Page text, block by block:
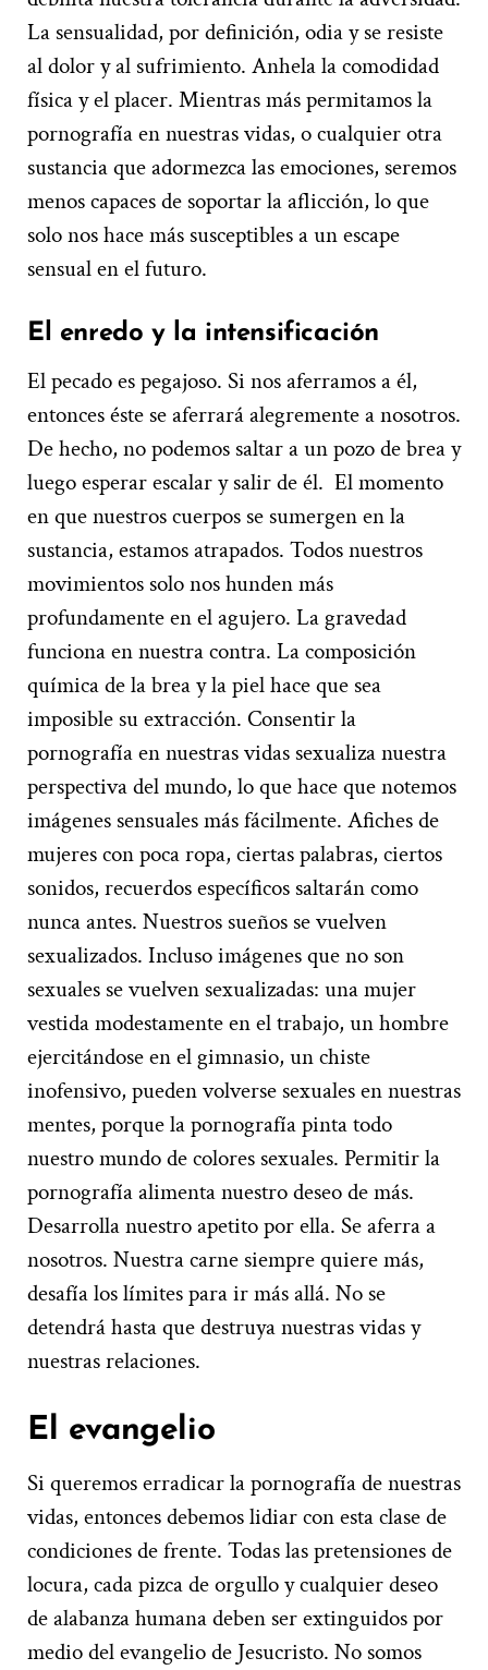
La sensualidad, por definición, odia y se resiste
al dolor y al sufrimiento. Anhela la comodidad
física y el placer. Mientras más permitamos la
pornografía en nuestras vidas, o cualquier otra
sustancia que adormezca las emociones, seremos
menos capaces de soportar la aflicción, lo que
solo nos hace más susceptibles a un escape
sensual en el futuro.
El enredo y la intensificación
El pecado es pegajoso. Si nos aferramos a él,
entonces éste se aferrará alegremente a nosotros.
De hecho, no podemos saltar a un pozo de brea y
luego esperar escalar y salir de él. El momento
en que nuestros cuerpos se sumergen en la
sustancia, estamos atrapados. Todos nuestros
movimientos solo nos hunden más
profundamente en el agujero. La gravedad
funciona en nuestra contra. La composición
química de la brea y la piel hace que sea
imposible su extracción. Consentir la
pornografía en nuestras vidas sexualiza nuestra
perspectiva del mundo, lo que hace que notemos
imágenes sensuales más fácilmente. Afiches de
mujeres con poca ropa, ciertas palabras, ciertos
sonidos, recuerdos específicos saltarán como
nunca antes. Nuestros sueños se vuelven
sexualizados. Incluso imágenes que no son
sexuales se vuelven sexualizadas: una mujer
vestida modestamente en el trabajo, un hombre
ejercitándose en el gimnasio, un chiste
inofensivo, pueden volverse sexuales en nuestras
mentes, porque la pornografía pinta todo
nuestro mundo de colores sexuales. Permitir la
pornografía alimenta nuestro deseo de más.
Desarrolla nuestro apetito por ella. Se aferra a
nosotros. Nuestra carne siempre quiere más,
desafía los límites para ir más allá. No se
detendrá hasta que destruya nuestras vidas y
nuestras relaciones.
El evangelio
Si queremos erradicar la pornografía de nuestras
vidas, entonces debemos lidiar con esta clase de
condiciones de frente. Todas las pretensiones de
locura, cada pizca de orgullo y cualquier deseo
de alabanza humana deben ser extinguidos por
medio del evangelio de Jesucristo. No somos